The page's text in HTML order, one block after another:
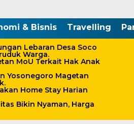
& Bisnis Travelling
Lebaran Desa Soco
Warga.
MoU Terkait Hak Anak
Yosonegoro Magetan
Home Stay Harian
Bikin Nyaman, Harga